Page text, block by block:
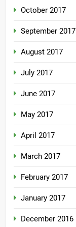
October 2017
September 2017
August 2017
July 2017
June 2017
May 2017
April 2017
March 2017
February 2017
January 2017
December 2016